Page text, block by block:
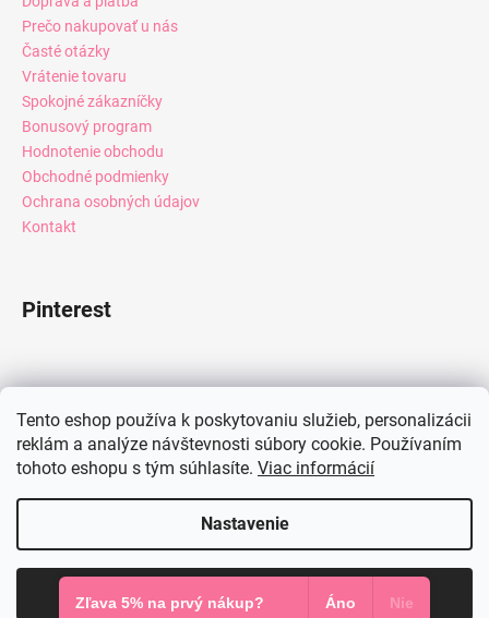
Tento eshop používa k poskytovaniu služieb, personalizácii
reklám a analýze návštevnosti súbory cookie. Používaním
tohoto eshopu s tým súhlasíte. Viac informácií
Nastavenie
Súhlasím
Prečo nakupovať u nás
Časté otázky
Vrátenie tovaru
Spokojné zákazníčky
Bonusový program
Hodnotenie obchodu
Obchodné podmienky
Ochrana osobných údajov
Kontakt
Pinterest
Instagram
Copyright 2026
Mia Dresses . Všetky práva vyhradené.
Zľava 5% na prvý nákup? Áno Nie